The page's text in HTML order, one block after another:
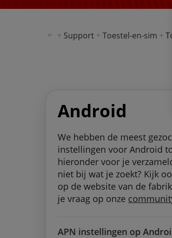
Support Toestel-en-sim
Android
We hebben de meest
instellingen voor Android
hieronder voor je
niet bij wat je zoekt? Kijk
op de website van de
je vraag op onze
APN instellingen op